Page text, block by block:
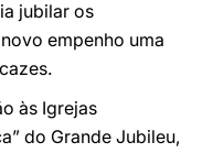
jubilar os
empenho uma
às Igrejas
do Grande Jubileu,